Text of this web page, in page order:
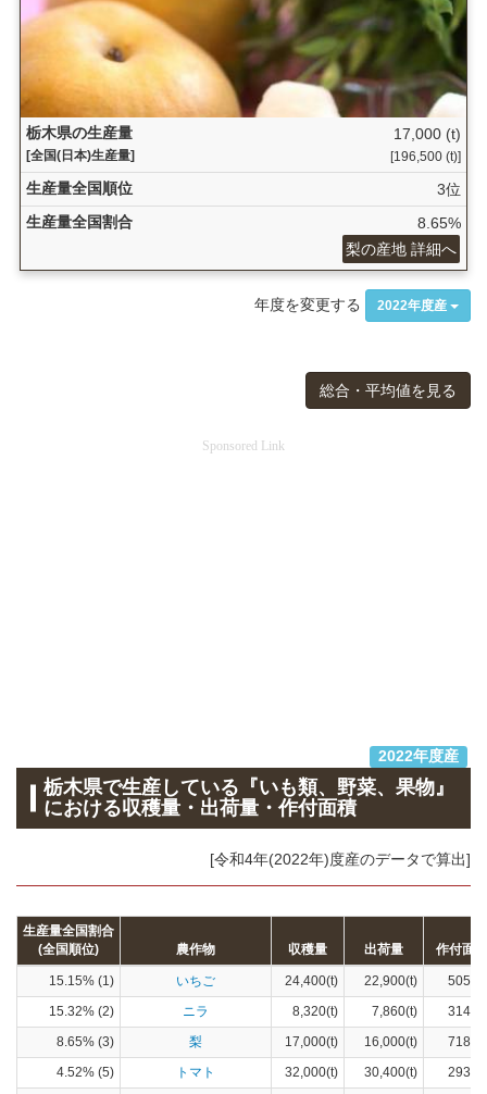
栃木県の生産量
[全国(日本)生産量]
17,000 (t)
[196,500 (t)]
生産量全国順位
3位
生産量全国割合
8.65%
梨の産地 詳細へ
年度を変更する 2022年度産
総合・平均値を見る
Sponsored Link
2022年度産
栃木県で生産している『いも類、野菜、果物』
における収穫量・出荷量・作付面積
[令和4年(2022年)度産のデータで算出]
生産量全国割合
(全国順位)
農作物 収穫量 出荷量 作付面積
15.15% (1) いちご 24,400(t) 22,900(t)
15.32% (2)
ニラ 8,320(t) 7,860(t)
8.65% (3)
梨 17,000(t) 16,000(t)
4.52% (5)
トマト 32,000(t) 30,400(t)